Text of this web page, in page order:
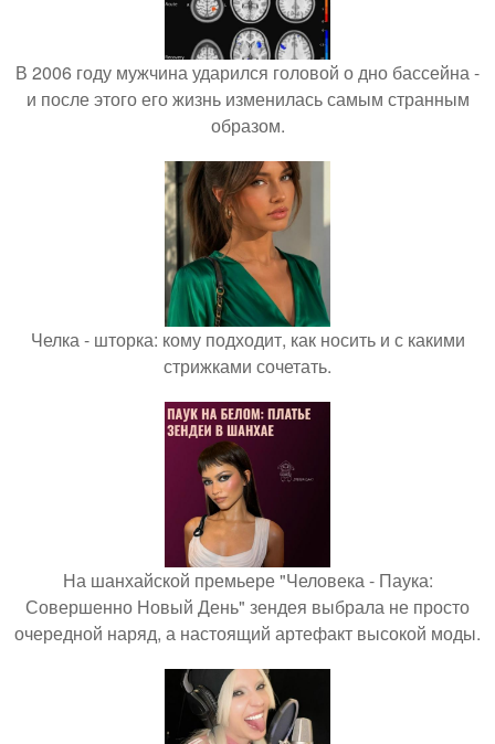
В 2006 году мужчина ударился головой о дно бассейна -
и после этого его жизнь изменилась самым странным
образом.
Челка - шторка: кому подходит, как носить и с какими
стрижками сочетать.
На шанхайской премьере "Человека - Паука:
Совершенно Новый День" зендея выбрала не просто
очередной наряд, а настоящий артефакт высокой моды.